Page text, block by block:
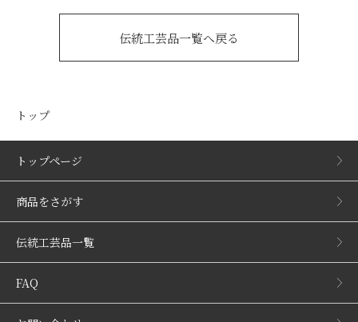
伝統工芸品一覧へ戻る
トップ
トップページ
商品をさがす
伝統工芸品一覧
FAQ